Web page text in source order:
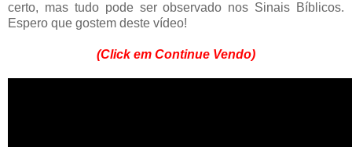
certo, mas tudo pode ser observado nos Sinais Bíblicos.
Espero que gostem deste vídeo!
(Click em Continue Vendo)